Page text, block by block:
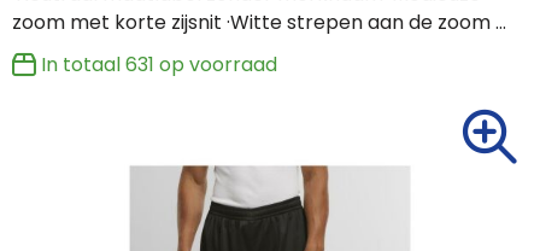
zoom met korte zijsnit ·Witte strepen aan de zoom …
In totaal631 op voorraad